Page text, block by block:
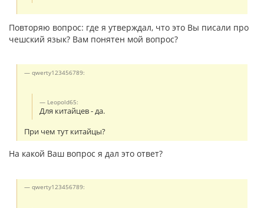
Повторяю вопрос: где я утверждал, что это Вы писали про
чешский язык? Вам понятен мой вопрос?
qwerty123456789:
Leopold65:
Для китайцев - да.
При чем тут китайцы?
На какой Ваш вопрос я дал это ответ?
qwerty123456789: